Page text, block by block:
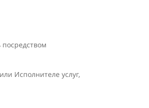
Исполнителе услуг,